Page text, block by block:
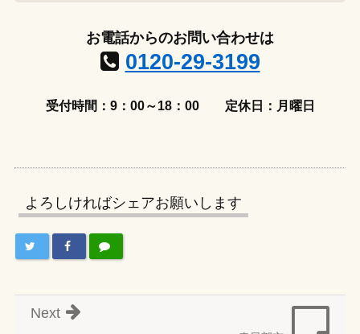
お電話からのお問い合わせは
0120-29-3199
受付時間：9：00～18：00 定休日：月曜日
よろしければシェアお願いします
Next